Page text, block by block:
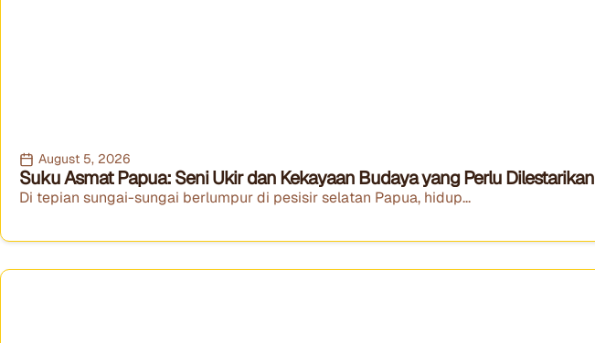
August 5, 2026
Suku Asmat Papua: Seni Ukir dan Kekayaan Budaya yang Perlu Dilestarikan
Di tepian sungai-sungai berlumpur di pesisir selatan Papua, hidup...